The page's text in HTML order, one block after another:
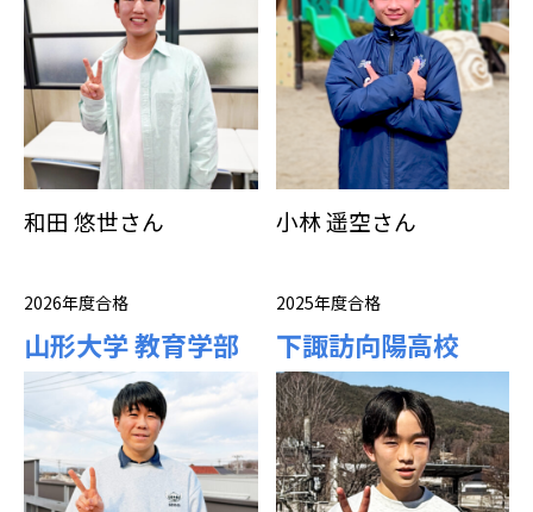
和田 悠世さん 小林 遥空さん
2026年度合格
山形大学 教育学部
2025年度合格
下諏訪向陽高校